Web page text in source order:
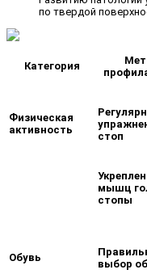
по твердой
Категория
Физическая
активность
стоп
мышц
стопы
Обувь
выбор